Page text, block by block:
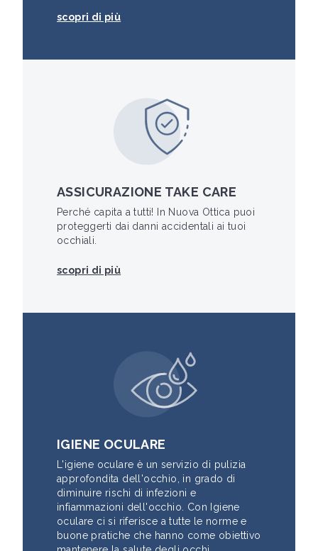
scopri di più
ASSICURAZIONE TAKE CARE
Perché capita a tutti! In Nuova Ottica puoi
proteggerti dai danni accidentali ai tuoi
occhiali.
scopri di più
IGIENE OCULARE
L'igiene oculare è un servizio di pulizia
approfondita dell'occhio, in grado di
diminuire rischi di infezioni e
infiammazioni dell'occhio. Con Igiene
oculare ci si riferisce a tutte le norme e
buone pratiche che hanno come obiettivo